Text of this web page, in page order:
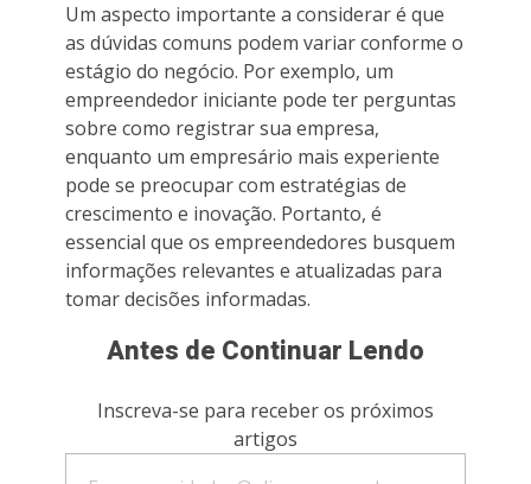
Um aspecto importante a considerar é que
as dúvidas comuns podem variar conforme o
estágio do negócio. Por exemplo, um
empreendedor iniciante pode ter perguntas
sobre como registrar sua empresa,
enquanto um empresário mais experiente
pode se preocupar com estratégias de
crescimento e inovação. Portanto, é
essencial que os empreendedores busquem
informações relevantes e atualizadas para
tomar decisões informadas.
Antes de Continuar Lendo
Inscreva-se para receber os próximos
artigos